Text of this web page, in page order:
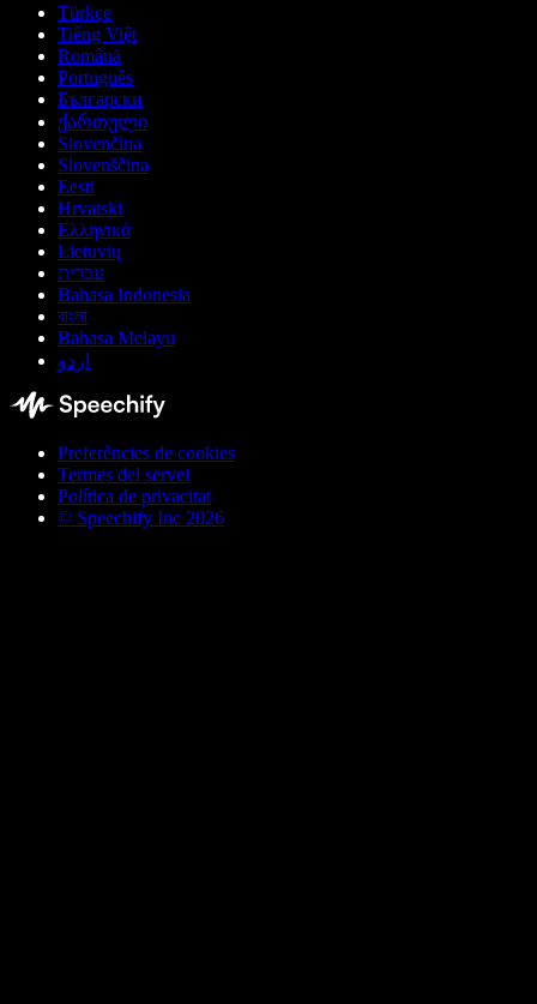
Türkçe
Tiếng Việt
Română
Português
Български
ქართული
Slovenčina
Slovenščina
Eesti
Hrvatski
Ελληνικά
Lietuvių
עברית
Bahasa Indonesia
বাংলা
Bahasa Melayu
اردو
Preferències de cookies
Termes del servei
Política de privacitat
© Speechify Inc 2026